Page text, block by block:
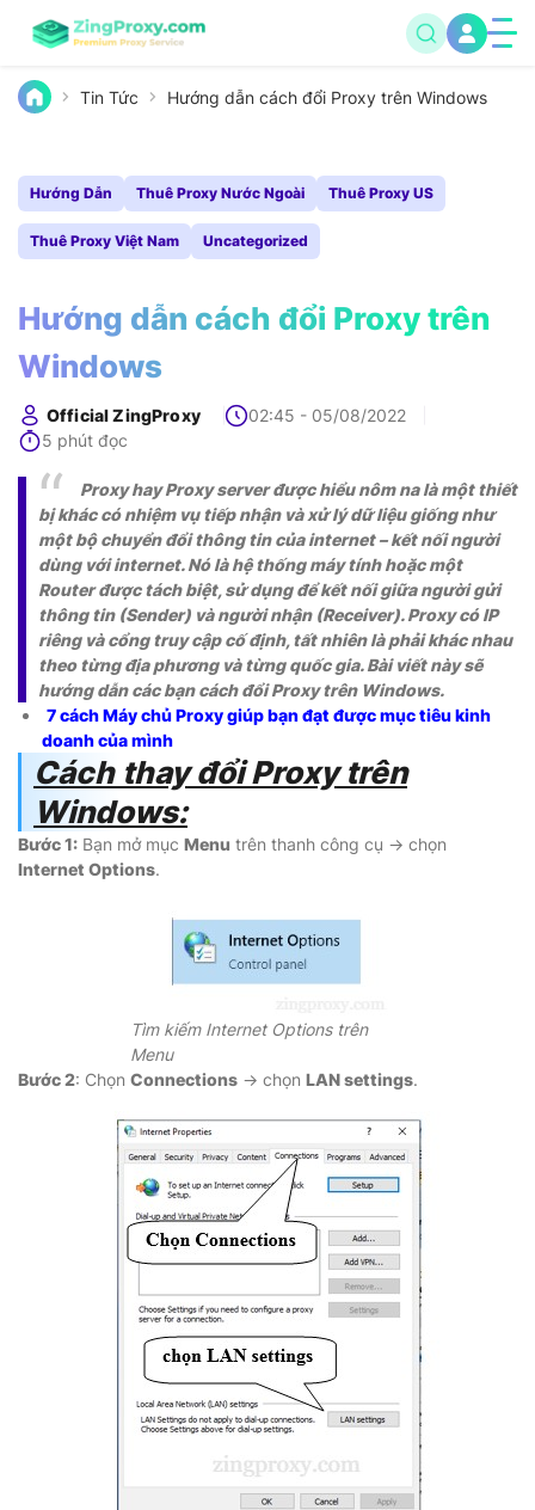
Tin Tức Hướng dẫn cách đổi Proxy trên Windows
Hướng Dẫn Thuê Proxy Nước Ngoài Thuê Proxy US
Thuê Proxy Việt Nam Uncategorized
Hướng dẫn cách đổi Proxy trên
Windows
Official ZingProxy
02:45 - 05/08/2022
5 phút đọc
Proxy hay Proxy server được hiểu nôm na là một thiết
bị khác có nhiệm vụ tiếp nhận và xử lý dữ liệu giống như
một bộ chuyển đổi thông tin của internet – kết nối người
dùng với internet. Nó là hệ thống máy tính hoặc một
Router được tách biệt, sử dụng để kết nối giữa người gửi
thông tin (Sender) và người nhận (Receiver). Proxy có IP
riêng và cổng truy cập cố định, tất nhiên là phải khác nhau
theo từng địa phương và từng quốc gia. Bài viết này sẽ
hướng dẫn các bạn cách đổi Proxy trên Windows.
7 cách Máy chủ Proxy giúp bạn đạt được mục tiêu kinh
doanh của mình
Cách thay đổi Proxy trên
Windows:
Bước 1: Bạn mở mục Menu trên thanh công cụ → chọn
Internet Options.
Tìm kiếm Internet Options trên
Menu
Bước 2: Chọn Connections → chọn LAN settings.